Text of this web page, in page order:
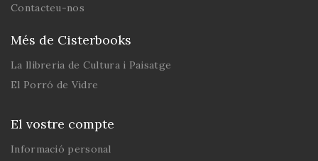
Contacteu-nos
Més de Cisterbooks
La llibreria de Cultura i Paisatge
El Porró de Vidre
El vostre compte
Informació personal